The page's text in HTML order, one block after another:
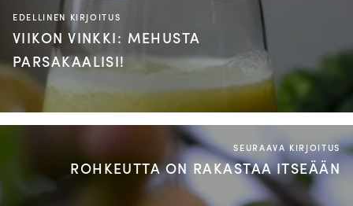
EDELLINEN KIRJOITUS
VIIKON VINKKI: MEHUSTA
PARSAKAALISI!
SEURAAVA KIRJOITUS
ROHKEUTTA ON RAKASTAA ITSEÄÄN